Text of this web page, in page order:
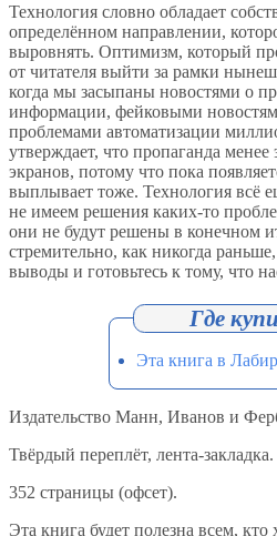
Технология словно обладает
определённом направлении,
выровнять. Оптимизм, который
от читателя выйти за рамки
когда мы засыпаны новостями о
информации, фейковыми
проблемами автоматизации
утверждает, что пропаганда
экранов, потому что пока
выплывает тоже. Технология всё
не имеем решения каких-то
они не будут решены в конечном
стремительно, как никогда
выводы и готовьтесь к тому, что
Эта книга в
Издательство Манн, Иванов и
Твёрдый переплёт, лента-закладка.
352 страницы (офсет).
Эта книга будет полезна всем, кто